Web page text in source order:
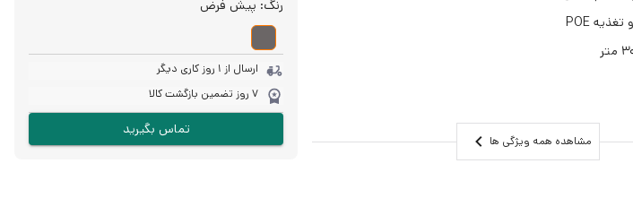
مشاهده همه ویژگی ها
رنگ: پیش فرض
ارسال از 1 روز کاری دیگر
7 روز تضمین بازگشت کالا
تماس بگیرید